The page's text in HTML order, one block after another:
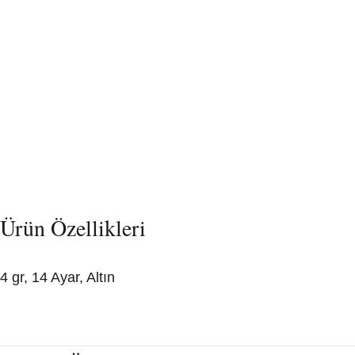
Ürün Özellikleri
4 gr, 14 Ayar, Altın